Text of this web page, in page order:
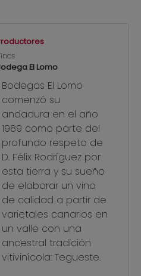
El Lomo
Bodegas El Lomo
comenzó su
andadura en el año
1989 como parte del
profundo respeto de
D. Félix Rodríguez por
esta tierra y su sueño
de elaborar un vino
de calidad a partir de
varietales canarios en
un valle con una
ancestral tradición
vitivinícola: Tegueste.